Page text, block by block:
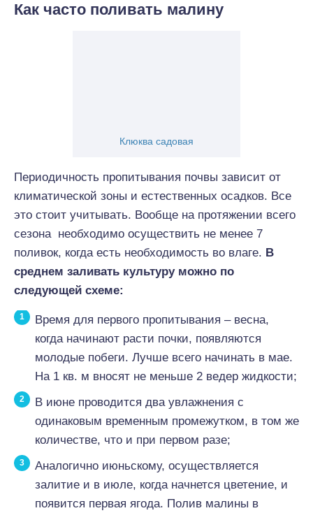
Как часто поливать малину
Клюква садовая
Периодичность пропитывания почвы зависит от
климатической зоны и естественных осадков. Все
это стоит учитывать. Вообще на протяжении всего
сезона необходимо осуществить не менее 7
поливок, когда есть необходимость во влаге. В
среднем заливать культуру можно по
следующей схеме:
Время для первого пропитывания – весна,
когда начинают расти почки, появляются
молодые побеги. Лучше всего начинать в мае.
На 1 кв. м вносят не меньше 2 ведер жидкости;
В июне проводится два увлажнения с
одинаковым временным промежутком, в том же
количестве, что и при первом разе;
Аналогично июньскому, осуществляется
залитие и в июле, когда начнется цветение, и
появится первая ягода. Полив малины в